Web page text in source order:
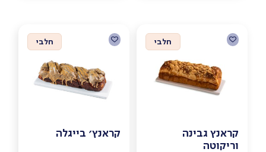
חלבי
קראנץ גבינה
וריקוטה
חלבי
קראנץ׳ בייגלה